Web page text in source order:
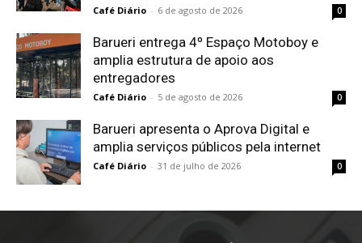
Café Diário - 6 de agosto de 2026 0
Barueri entrega 4º Espaço Motoboy e
amplia estrutura de apoio aos
entregadores
Café Diário - 5 de agosto de 2026 0
Barueri apresenta o Aprova Digital e
amplia serviços públicos pela internet
Café Diário - 31 de julho de 2026 0